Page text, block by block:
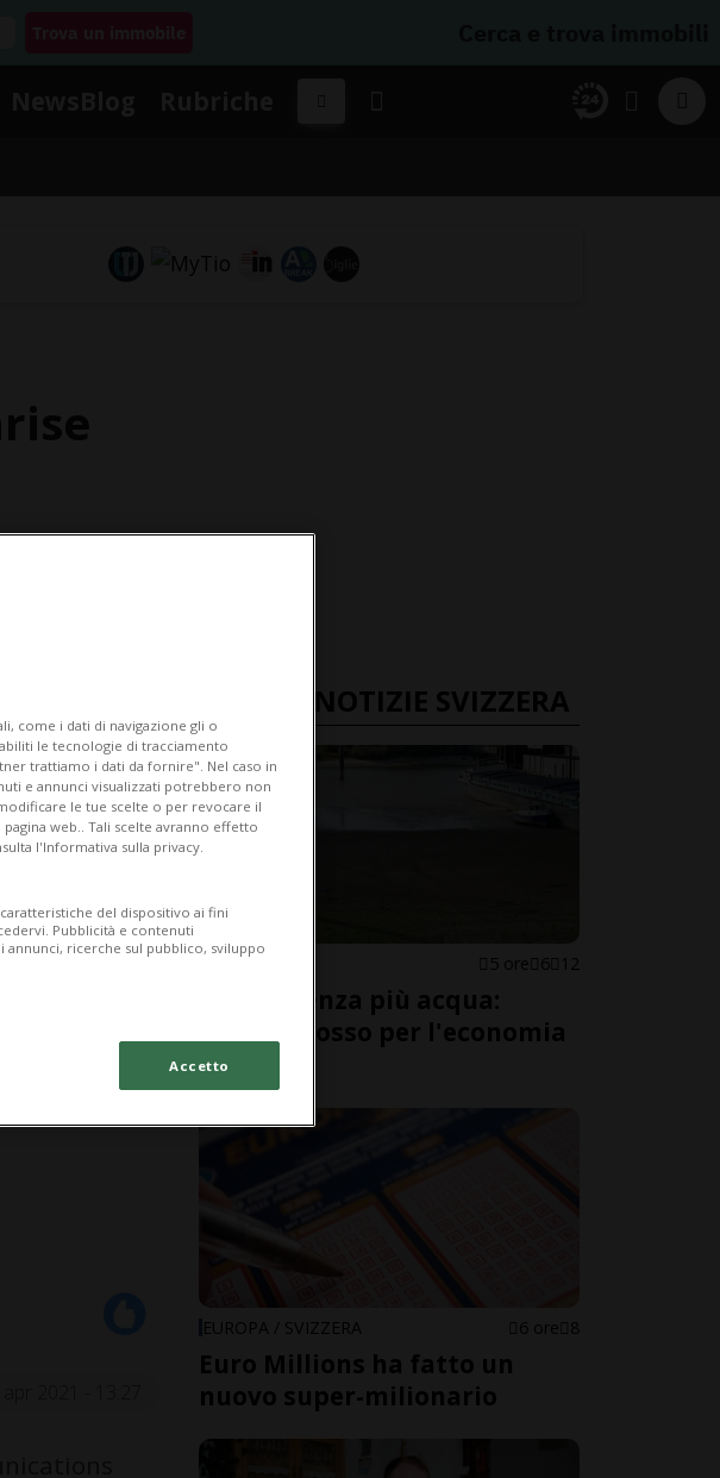
ULTIME NOTIZIE SVIZZERA
SVIZZERA 5 ore 6 12
Il Reno senza più acqua:
allarme rosso per l'economia
svizzera
EUROPA / SVIZZERA 6 ore 8
Euro Millions ha fatto un
nuovo super-milionario
come i dati di navigazione gli o
le tecnologie di tracciamento
trattiamo i dati da fornire". Nel caso in
e annunci visualizzati potrebbero non
le tue scelte o per revocare il
web.. Tali scelte avranno effetto
l'Informativa sulla privacy.
del dispositivo ai fini
Pubblicità e contenuti
ricerche sul pubblico, sviluppo
Accetto